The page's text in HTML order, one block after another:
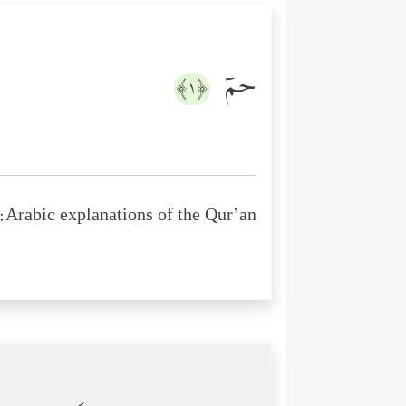
حمۤ ﴿١﴾
Arabic explanations of the Qur’an: